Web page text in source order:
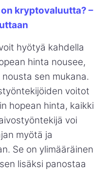
kryptovaluutta? –
hyötyä kahdella
hinta nousee,
sen mukana.
voitot
hopean hinta, kaikki
voi
myötä ja
Se on ylimääräinen
lisäksi panostaa